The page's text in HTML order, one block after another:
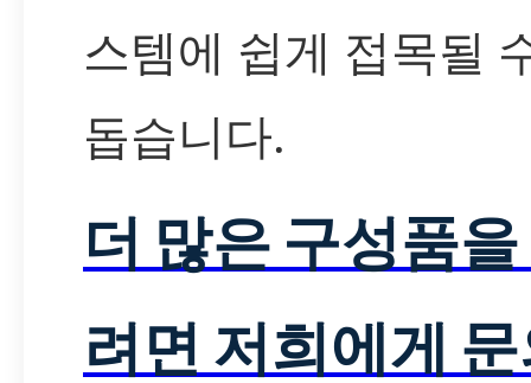
스템에 쉽게 접목될
돕습니다.
더 많은 구성품
려면 저희에게